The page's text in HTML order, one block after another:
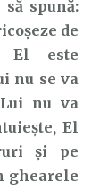
spună:
de
El este
nu se va
nu va
El
și pe
ghearele